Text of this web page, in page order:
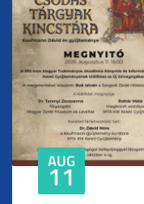
AUG
11